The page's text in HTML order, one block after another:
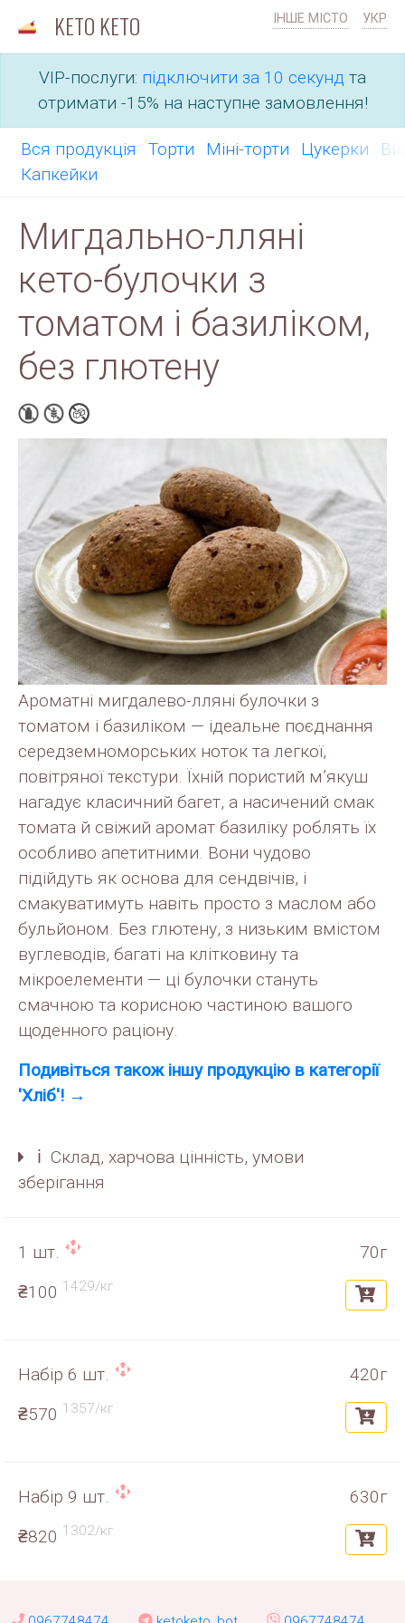
KETO KETO ІНШЕ МІСТО УКР
VIP-послуги: підключити за 10 секунд та
отримати -15% на наступне замовлення!
Вся продукція Торти Міні-торти Цукерки
Капкейки
Мигдально-лляні
кето-булочки з
томатом і базиліком,
без глютену
Ароматні мигдалево-лляні булочки з
томатом і базиліком — ідеальне поєднання
середземноморських ноток та легкої,
повітряної текстури. Їхній пористий м’якуш
нагадує класичний багет, а насичений смак
томата й свіжий аромат базиліку роблять їх
особливо апетитними. Вони чудово
підійдуть як основа для сендвічів, і
смакуватимуть навіть просто з маслом або
бульйоном. Без глютену, з низьким вмістом
вуглеводів, багаті на клітковину та
мікроелементи — ці булочки стануть
смачною та корисною частиною вашого
щоденного раціону.
Подивiться також іншу продукцію в категорії
'Хліб'! →
ℹ️ Склад, харчова цінність, умови
зберігання
1 шт.
70г
₴100 1429/кг
Набір 6 шт.
420г
₴570 1357/кг
Набір 9 шт.
630г
₴820 1302/кг